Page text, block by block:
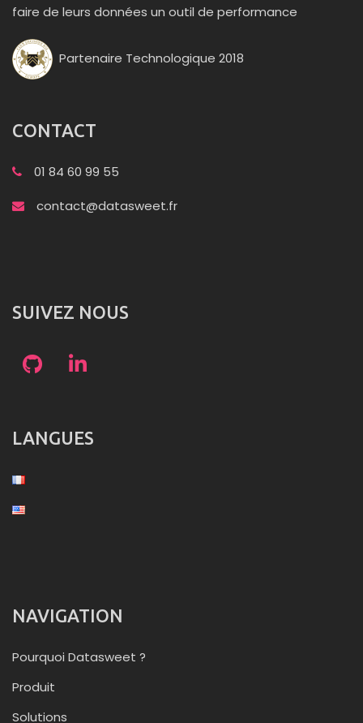
faire de leurs données un outil de performance
Partenaire Technologique 2018
CONTACT
01 84 60 99 55
contact@datasweet.fr
SUIVEZ NOUS
LANGUES
NAVIGATION
Pourquoi Datasweet ?
Produit
Solutions